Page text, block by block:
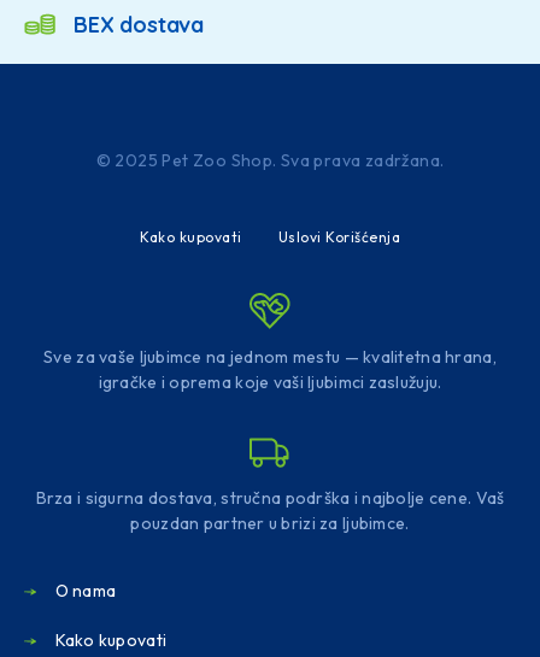
BEX dostava
© 2025 Pet Zoo Shop. Sva prava zadržana.
Kako kupovati Uslovi Korišćenja
Sve za vaše ljubimce na jednom mestu — kvalitetna hrana,
igračke i oprema koje vaši ljubimci zaslužuju.
Brza i sigurna dostava, stručna podrška i najbolje cene. Vaš
pouzdan partner u brizi za ljubimce.
O nama
Kako kupovati